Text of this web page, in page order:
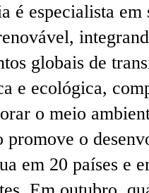
é especialista em
globais de
e ecológica,
o meio
promove o
em 20 países e